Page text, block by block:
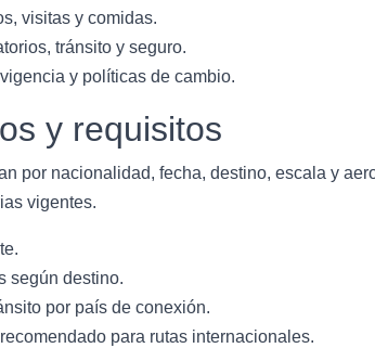
visitas y comidas.
tránsito y seguro.
y políticas de cambio.
y requisitos
por nacionalidad, fecha, destino, escala y
vigentes.
según destino.
por país de conexión.
para rutas internacionales.